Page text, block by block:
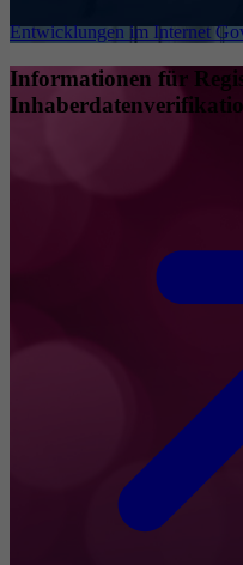
Entwicklungen im Internet
Informationen für